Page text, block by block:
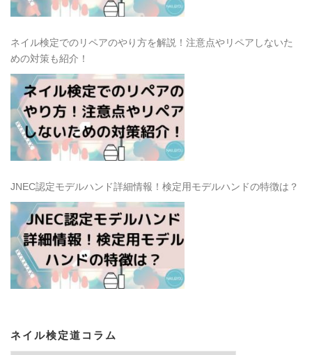
ネイル検定でのリペアのやり方を解説！注意点やリペアしないた
めの対策も紹介！
JNEC認定モデルハンド詳細情報！検定用モデルハンドの特徴は？
ネイル検定道コラム